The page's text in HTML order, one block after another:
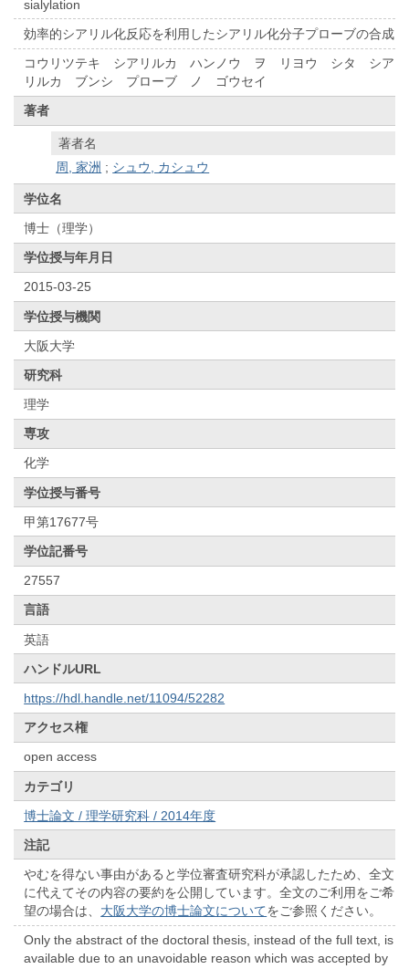
sialylation
効率的シアリル化反応を利用したシアリル化分子プローブの合成
コウリツテキ シアリルカ ハンノウ ヲ リヨウ シタ シア
リルカ ブンシ プローブ ノ ゴウセイ
著者
著者名
周, 家洲 ; シュウ, カシュウ
学位名
博士（理学）
学位授与年月日
2015-03-25
学位授与機関
大阪大学
研究科
理学
専攻
化学
学位授与番号
甲第17677号
学位記番号
27557
言語
英語
ハンドルURL
https://hdl.handle.net/11094/52282
アクセス権
open access
カテゴリ
博士論文 / 理学研究科 / 2014年度
注記
やむを得ない事由があると学位審査研究科が承認したため、全文
に代えてその内容の要約を公開しています。全文のご利用をご希
望の場合は、 大阪大学の博士論文についてをご参照ください。
Only the abstract of the doctoral thesis, instead of the full text, is
available due to an unavoidable reason which was accepted by